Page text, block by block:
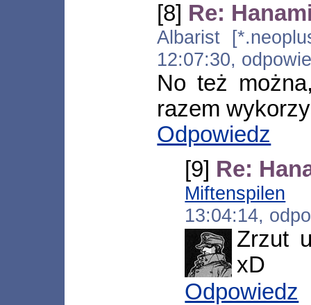
[8] Re:
Albarist
12:07:30,
No też
razem
Odpowiedz
[9] Re:
Miftenspilen
13:04:14,
Zrzut
xD
Odpowiedz